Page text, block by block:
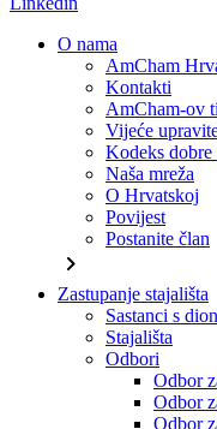
O nama
AmCham
Kontakti
AmCham-ov
Vijeće
Kodeks dobre
Naša mreža
O Hrvatskoj
Povijest
Postanite član
chevron_right
Zastupanje stajališta
Sastanci s
Stajališta
Odbori
Odbor
Odbor
Odbor